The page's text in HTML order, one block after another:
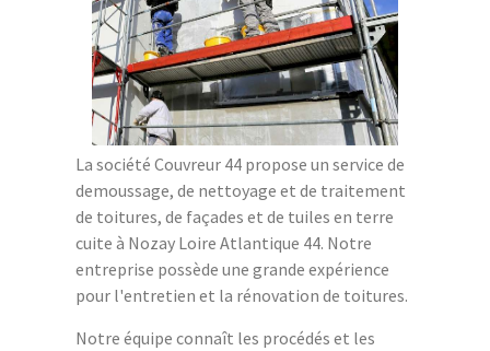
La société Couvreur 44 propose un service de
demoussage, de nettoyage et de traitement
de toitures, de façades et de tuiles en terre
cuite à Nozay Loire Atlantique 44. Notre
entreprise possède une grande expérience
pour l'entretien et la rénovation de toitures.
Notre équipe connaît les procédés et les